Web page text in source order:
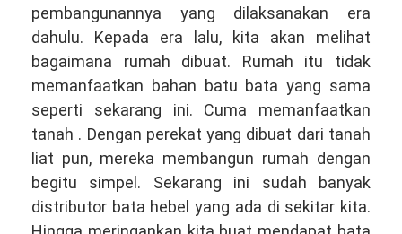
pembangunannya yang dilaksanakan era
dahulu. Kepada era lalu, kita akan melihat
bagaimana rumah dibuat. Rumah itu tidak
memanfaatkan bahan batu bata yang sama
seperti sekarang ini. Cuma memanfaatkan
tanah . Dengan perekat yang dibuat dari tanah
liat pun, mereka membangun rumah dengan
begitu simpel. Sekarang ini sudah banyak
distributor bata hebel yang ada di sekitar kita.